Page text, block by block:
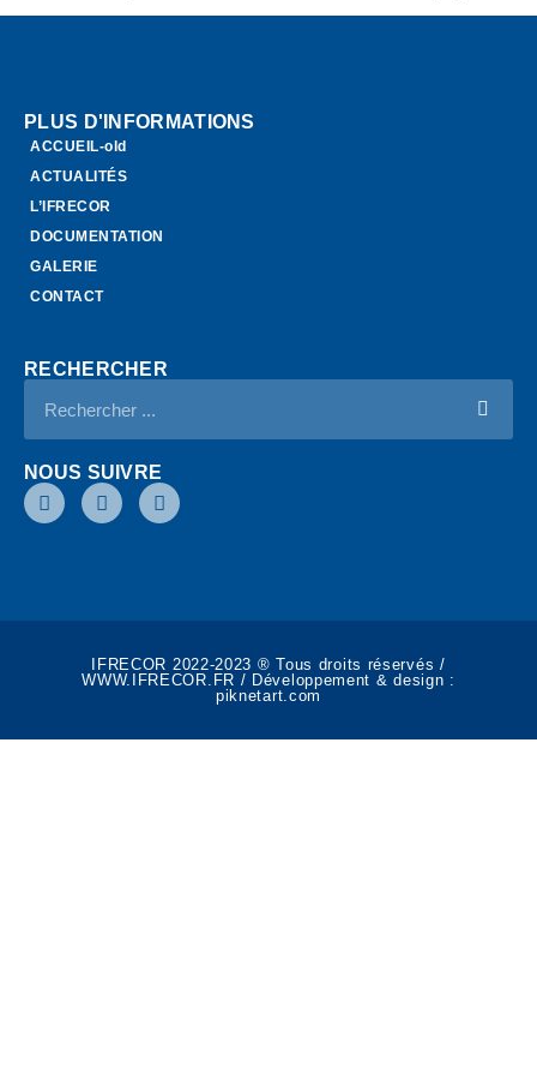
PLUS D'INFORMATIONS
ACCUEIL-old
ACTUALITÉS
L’IFRECOR
DOCUMENTATION
GALERIE
CONTACT
RECHERCHER
NOUS SUIVRE
IFRECOR 2022-2023 ® Tous droits réservés /
WWW.IFRECOR.FR / Développement & design :
piknetart.com​